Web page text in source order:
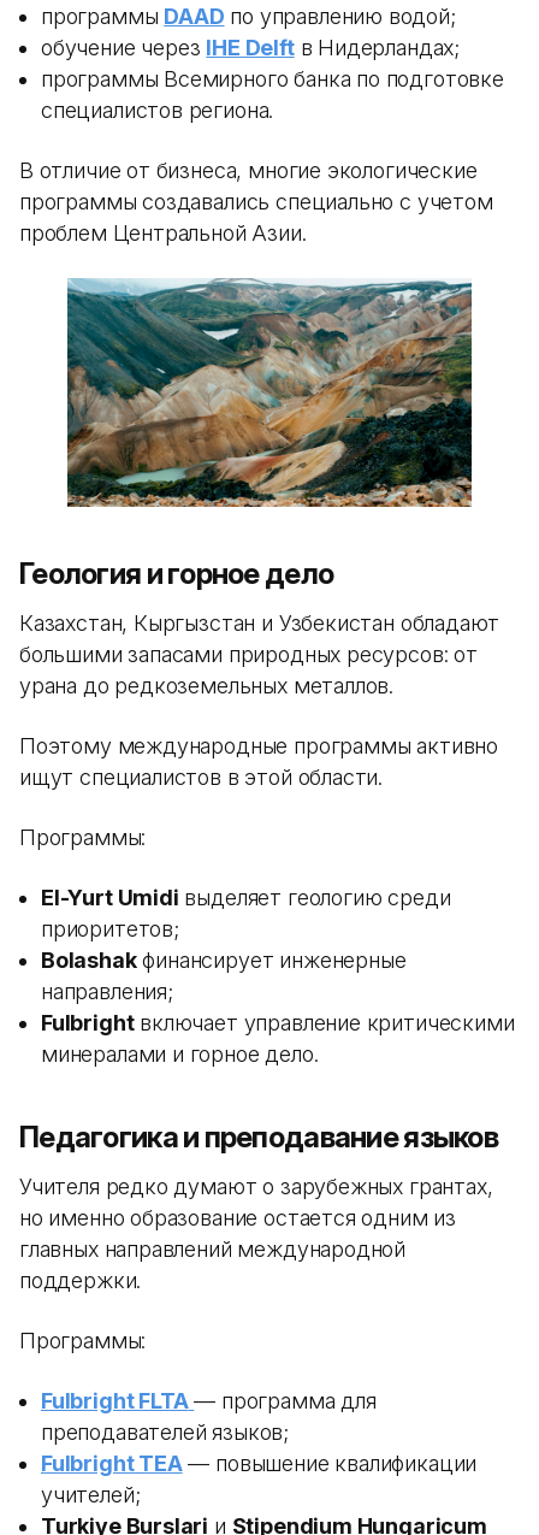
программы DAAD по управлению водой;
обучение через IHE Delftв Нидерландах;
программы Всемирного банка по подготовке
специалистов региона.
В отличие от бизнеса, многие экологические
программы создавались специально с учетом
проблем Центральной Азии.
Геология и горное дело
Казахстан, Кыргызстан и Узбекистан обладают
большими запасами природных ресурсов: от
урана до редкоземельных металлов.
Поэтому международные программы активно
ищут специалистов в этой области.
Программы:
El-Yurt Umidi выделяет геологию среди
приоритетов;
Bolashakфинансирует инженерные
направления;
Fulbrightвключает управление критическими
минералами и горное дело.
Педагогика и преподавание языков
Учителя редко думают о зарубежных грантах,
но именно образование остается одним из
главных направлений международной
поддержки.
Программы:
Fulbright FLTA — программа для
преподавателей языков;
Fulbright TEA— повышение квалификации
учителей;
Turkiye Burslari и Stipendium Hungaricum